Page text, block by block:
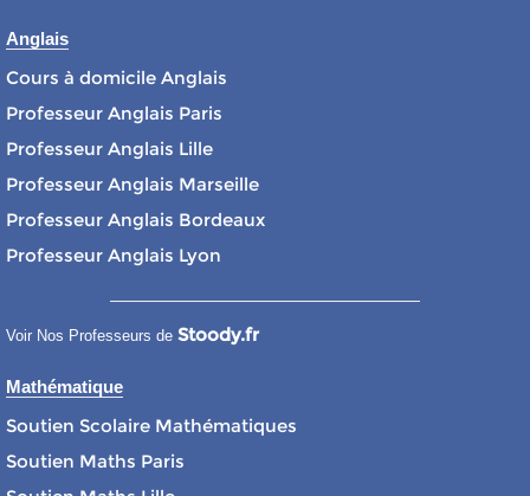
Anglais
Cours à domicile Anglais
Professeur Anglais Paris
Professeur Anglais Lille
Professeur Anglais Marseille
Professeur Anglais Bordeaux
Professeur Anglais Lyon
Voir Nos Professeurs de Stoody.fr
Mathématique
Soutien Scolaire Mathématiques
Soutien Maths Paris